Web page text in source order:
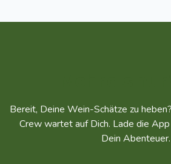
Bereit, Deine Wein-Schätze zu
Crew wartet auf Dich. Lade die
Dein Abenteuer.